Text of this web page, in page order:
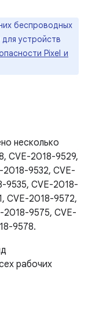
беспроводных
устройств
Pixel и
несколько
CVE-2018-9529,
9532, CVE-
9535, CVE-2018-
CVE-2018-9572,
2018-9575, CVE-
9578.
рабочих